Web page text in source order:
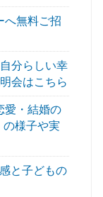
へ無料ご招
分らしい幸
会はこちら
愛・結婚の
様子や実
と子どもの